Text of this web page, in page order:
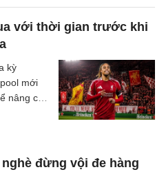
biết
giảivới thời gian trước khi
kỳ
mới
nâng cấp
cánh
đừng vội đe hàng